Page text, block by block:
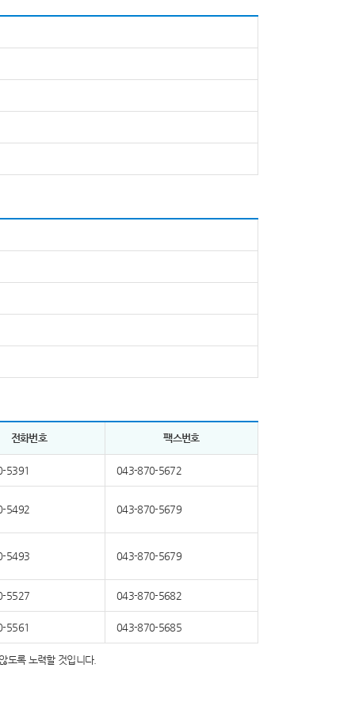
전화번호 팩스번호
5391 043-870-5672
5492 043-870-5679
5493 043-870-5679
5527 043-870-5682
5561 043-870-5685
도록 노력할 것입니다.